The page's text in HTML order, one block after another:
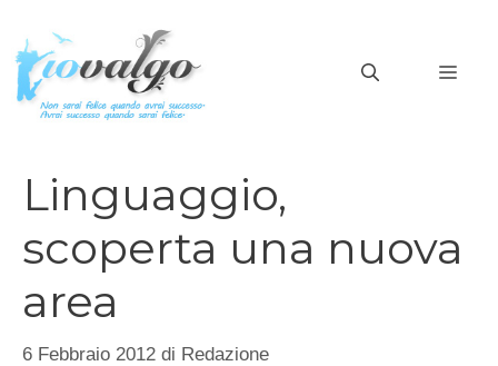
contenuto
Linguaggio,
scoperta una nuova
area
6 Febbraio 2012 di Redazione